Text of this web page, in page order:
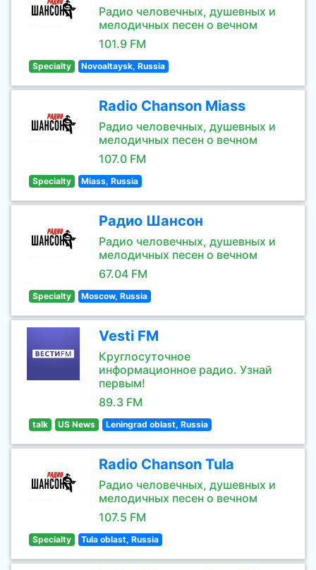
Радио человечных, душевных и
мелодичных песен о вечном
101.9 FM
Specialty Novoaltaysk, Russia
Radio Chanson Miass
Радио человечных, душевных и
мелодичных песен о вечном
107.0 FM
Specialty Miass, Russia
Радио Шансон
Радио человечных, душевных и
мелодичных песен о вечном
67.04 FM
Specialty Moscow, Russia
Vesti FM
Круглосуточное
информационное радио. Узнай
первым!
89.3 FM
talk US News Leningrad oblast, Russia
Radio Chanson Tula
Радио человечных, душевных и
мелодичных песен о вечном
107.5 FM
Specialty Tula oblast, Russia